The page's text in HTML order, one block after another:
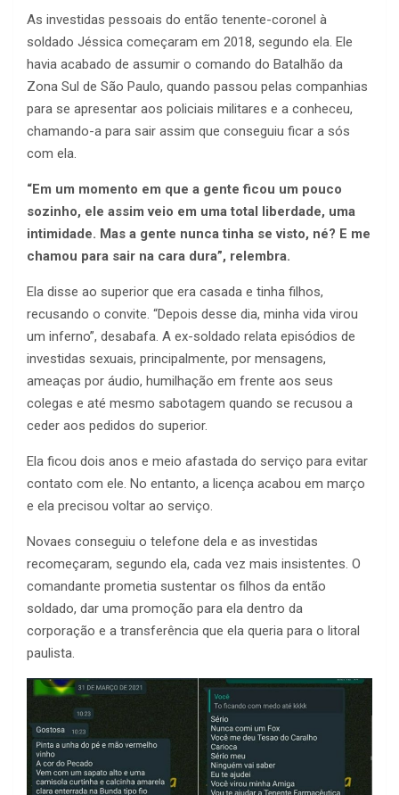
As investidas pessoais do então tenente-coronel à
soldado Jéssica começaram em 2018, segundo ela. Ele
havia acabado de assumir o comando do Batalhão da
Zona Sul de São Paulo, quando passou pelas companhias
para se apresentar aos policiais militares e a conheceu,
chamando-a para sair assim que conseguiu ficar a sós
com ela.
“Em um momento em que a gente ficou um pouco
sozinho, ele assim veio em uma total liberdade, uma
intimidade. Mas a gente nunca tinha se visto, né? E me
chamou para sair na cara dura”, relembra.
Ela disse ao superior que era casada e tinha filhos,
recusando o convite. “Depois desse dia, minha vida virou
um inferno”, desabafa. A ex-soldado relata episódios de
investidas sexuais, principalmente, por mensagens,
ameaças por áudio, humilhação em frente aos seus
colegas e até mesmo sabotagem quando se recusou a
ceder aos pedidos do superior.
Ela ficou dois anos e meio afastada do serviço para evitar
contato com ele. No entanto, a licença acabou em março
e ela precisou voltar ao serviço.
Novaes conseguiu o telefone dela e as investidas
recomeçaram, segundo ela, cada vez mais insistentes. O
comandante prometia sustentar os filhos da então
soldado, dar uma promoção para ela dentro da
corporação e a transferência que ela queria para o litoral
paulista.